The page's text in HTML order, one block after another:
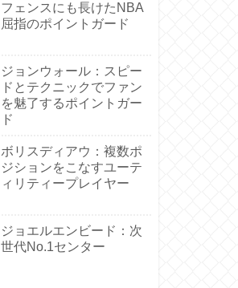
フェンスにも長けたNBA
屈指のポイントガード
ジョンウォール：スピー
ドとテクニックでファン
を魅了するポイントガー
ド
ボリスディアウ：複数ポ
ジションをこなすユーテ
ィリティープレイヤー
ジョエルエンビード：次
世代No.1センター